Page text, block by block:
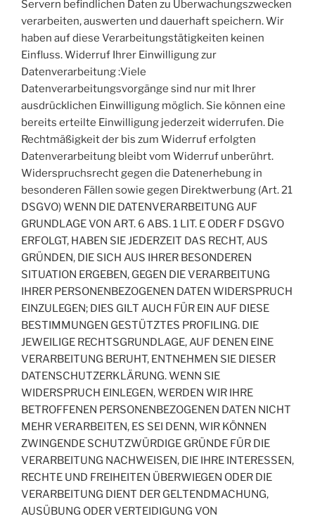
Servern befindlichen Daten zu Überwachungszwecken
verarbeiten, auswerten und dauerhaft speichern. Wir
haben auf diese Verarbeitungstätigkeiten keinen
Einfluss. Widerruf Ihrer Einwilligung zur
Datenverarbeitung :Viele
Datenverarbeitungsvorgänge sind nur mit Ihrer
ausdrücklichen Einwilligung möglich. Sie können eine
bereits erteilte Einwilligung jederzeit widerrufen. Die
Rechtmäßigkeit der bis zum Widerruf erfolgten
Datenverarbeitung bleibt vom Widerruf unberührt.
Widerspruchsrecht gegen die Datenerhebung in
besonderen Fällen sowie gegen Direktwerbung (Art. 21
DSGVO) WENN DIE DATENVERARBEITUNG AUF
GRUNDLAGE VON ART. 6 ABS. 1 LIT. E ODER F DSGVO
ERFOLGT, HABEN SIE JEDERZEIT DAS RECHT, AUS
GRÜNDEN, DIE SICH AUS IHRER BESONDEREN
SITUATION ERGEBEN, GEGEN DIE VERARBEITUNG
IHRER PERSONENBEZOGENEN DATEN WIDERSPRUCH
EINZULEGEN; DIES GILT AUCH FÜR EIN AUF DIESE
BESTIMMUNGEN GESTÜTZTES PROFILING. DIE
JEWEILIGE RECHTSGRUNDLAGE, AUF DENEN EINE
VERARBEITUNG BERUHT, ENTNEHMEN SIE DIESER
DATENSCHUTZERKLÄRUNG. WENN SIE
WIDERSPRUCH EINLEGEN, WERDEN WIR IHRE
BETROFFENEN PERSONENBEZOGENEN DATEN NICHT
MEHR VERARBEITEN, ES SEI DENN, WIR KÖNNEN
ZWINGENDE SCHUTZWÜRDIGE GRÜNDE FÜR DIE
VERARBEITUNG NACHWEISEN, DIE IHRE INTERESSEN,
RECHTE UND FREIHEITEN ÜBERWIEGEN ODER DIE
VERARBEITUNG DIENT DER GELTENDMACHUNG,
AUSÜBUNG ODER VERTEIDIGUNG VON